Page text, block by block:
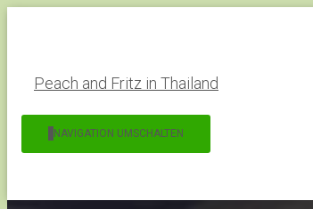
Peach and Fritz in Thailand
NAVIGATION UMSCHALTEN